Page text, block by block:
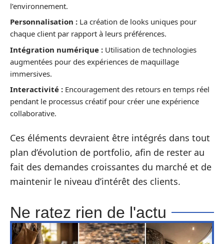
l’environnement.
Personnalisation : La création de looks uniques pour
chaque client par rapport à leurs préférences.
Intégration numérique : Utilisation de technologies
augmentées pour des expériences de maquillage
immersives.
Interactivité : Encouragement des retours en temps réel
pendant le processus créatif pour créer une expérience
collaborative.
Ces éléments devraient être intégrés dans tout
plan d’évolution de portfolio, afin de rester au
fait des demandes croissantes du marché et de
maintenir le niveau d’intérêt des clients.
Ne ratez rien de l'actu